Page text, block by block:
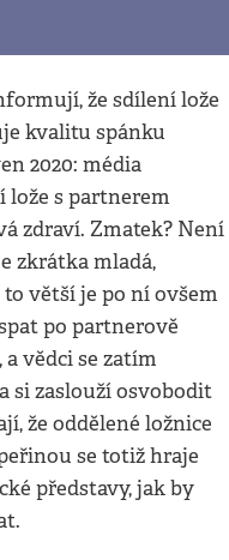
že sdílení lože
kvalitu spánku
2020: média
s partnerem
zdraví. Zmatek? Není
zkrátka mladá,
to větší je po ní ovšem
po partnerově
vědci se zatím
si zaslouží osvobodit
že oddělené ložnice
se totiž hraje
představy, jak by